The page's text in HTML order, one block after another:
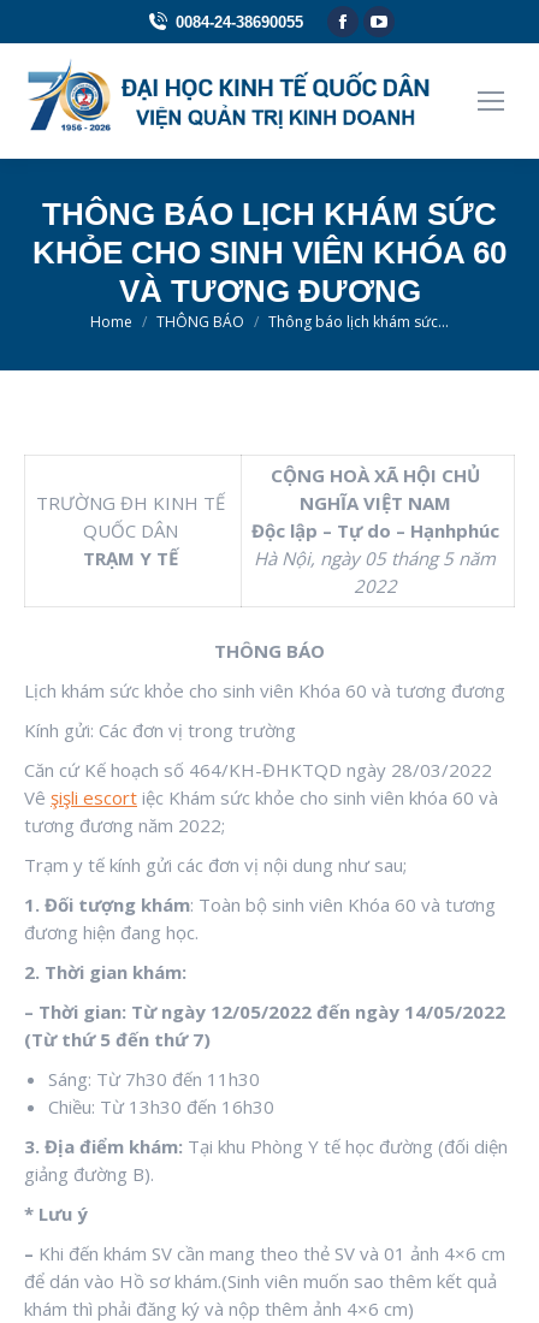
0084-24-38690055
Facebook
opens
in
YouTube
opens
in
THÔNG BÁO LỊCH KHÁM SỨC
KHỎE CHO SINH VIÊN KHÓA 60
VÀ TƯƠNG ĐƯƠNG
You are here:
Home THÔNG BÁO Thông báo lịch khám sức…
TRƯỜNG ĐH KINH TẾ
QUỐC DÂN
TRẠM Y TẾ
CỘNG HOÀ XÃ HỘI CHỦ
NGHĨA VIỆT NAM
Độc lập – Tự do – Hạnhphúc
Hà Nội, ngày 05 tháng 5 năm
2022
THÔNG BÁO
Lịch khám sức khỏe cho sinh viên Khóa 60 và tương đương
Kính gửi: Các đơn vị trong trường
Căn cứ Kế hoạch số 464/KH-ĐHKTQD ngày 28/03/2022
Vê şişli escort iệc Khám sức khỏe cho sinh viên khóa 60 và
tương đương năm 2022;
Trạm y tế kính gửi các đơn vị nội dung như sau;
1. Đối tượng khám: Toàn bộ sinh viên Khóa 60 và tương
đương hiện đang học.
2. Thời gian khám:
– Thời gian: Từ ngày 12/05/2022 đến ngày 14/05/2022
(Từ thứ 5 đến thứ 7)
Sáng: Từ 7h30 đến 11h30
Chiều: Từ 13h30 đến 16h30
3. Địa điểm khám: Tại khu Phòng Y tế học đường (đối diện
giảng đường B).
* Lưu ý
– Khi đến khám SV cần mang theo thẻ SV và 01 ảnh 4×6 cm
để dán vào Hồ sơ khám.(Sinh viên muốn sao thêm kết quả
khám thì phải đăng ký và nộp thêm ảnh 4×6 cm)